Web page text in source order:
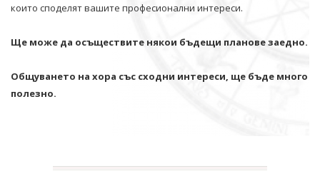
които споделят вашите професионални интереси.
Ще може да осъществите някои бъдещи планове заедно.
Общуването на хора със сходни интереси, ще бъде много
полезно.